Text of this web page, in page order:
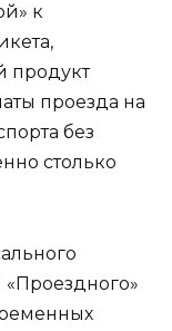
к
продукт
проезда на
без
столько